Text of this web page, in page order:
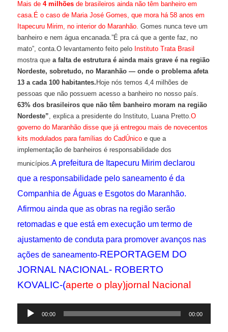
Mais de4 milhões de brasileiros ainda não têm banheiro em
casa. É o caso de Maria José Gomes, que mora há 58 anos em
Itapecuru Mirim, no interior do Maranhão. Gomes nunca teve um
banheiro e nem água encanada.”É pra cá que a gente faz, no
mato”, conta.O levantamento feito pelo Instituto Trata Brasil
mostra quea falta de estrutura é ainda mais grave é na região
Nordeste, sobretudo, no Maranhão — onde o problema afeta
13 a cada 100 habitantes. Hoje nós temos 4,4 milhões de
pessoas que não possuem acesso a banheiro no nosso país.
63% dos brasileiros que não têm banheiro moram na região
Nordeste” , explica a presidente do Instituto, Luana Pretto.O
governo do Maranhão disse que já entregou mais de novecentos
kits modulados para famílias do CadÚnico e que a
implementação de banheiros é responsabilidade dos
municípios.A prefeitura de Itapecuru Mirim declarou
que a responsabilidade pelo saneamento é da
Companhia de Águas e Esgotos do Maranhão.
Afirmou ainda que as obras na região serão
retomadas e que está em execução um termo de
ajustamento de conduta para promover avanços nas
ações de saneamento-REPORTAGEM DO
JORNAL NACIONAL- ROBERTO
KOVALIC-(aperte o play)jornal Nacional
Tocador
00:00 00:00